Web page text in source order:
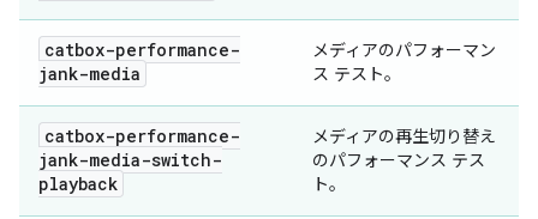
catbox-performance-
jank-media
メディアのパフォーマン
ス テスト。
catbox-performance-
jank-media-switch-
playback
メディアの再生切り替え
のパフォーマンス テス
ト。